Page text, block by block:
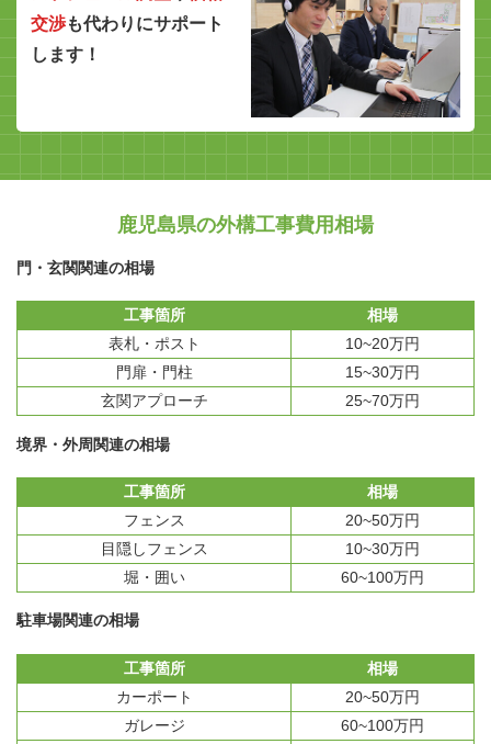
交渉も代わりにサポート
します！
鹿児島県の外構工事費用相場
門・玄関関連の相場
工事箇所
相場
表札・ポスト
10~20万円
門扉・門柱
15~30万円
玄関アプローチ
25~70万円
境界・外周関連の相場
工事箇所
相場
フェンス
20~50万円
目隠しフェンス
10~30万円
堀・囲い
60~100万円
駐車場関連の相場
工事箇所
相場
カーポート
20~50万円
ガレージ
60~100万円